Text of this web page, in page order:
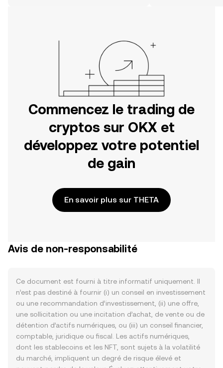
Commencez le trading de
cryptos sur OKX et
développez votre potentiel
de gain
En savoir plus sur THETA
Avis de non-responsabilité
Ce document est fourni à titre informatif uniquement. Il
n’est pas destiné à fournir (i) un conseil en investissement
ou une recommandation d’investissement, (ii) une offre,
une sollicitation ou une incitation d’achat, de vente ou de
détention d’actifs numériques, ou (iii) un conseil financier,
comptable, juridique ou fiscal. Les actifs numériques,
dont les stablecoins et les NFT, sont sujets à la volatilité
du marché, impliquent un degré de risque élevé et